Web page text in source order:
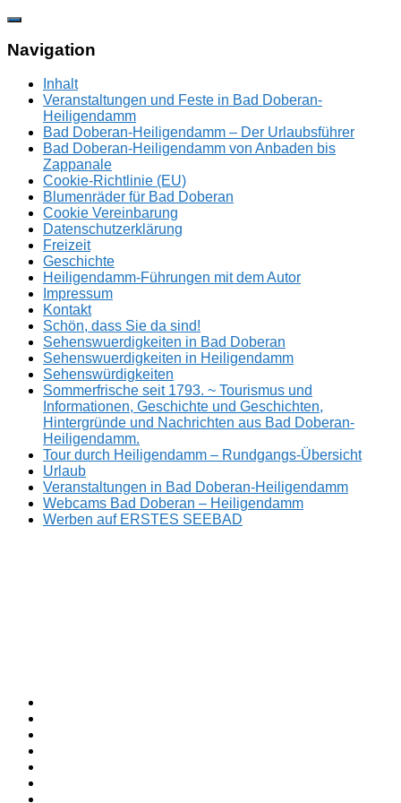
Zum
springen
Navigation
Inhalt
Veranstaltungen und Feste in Bad Doberan-
Heiligendamm
Bad Doberan-Heiligendamm – Der Urlaubsführer
Bad Doberan-Heiligendamm von Anbaden bis
Zappanale
Cookie-Richtlinie (EU)
Blumenräder für Bad Doberan
Cookie Vereinbarung
Datenschutzerklärung
Freizeit
Geschichte
Heiligendamm-Führungen mit dem Autor
Impressum
Kontakt
Schön, dass Sie da sind!
Sehenswuerdigkeiten in Bad Doberan
Sehenswuerdigkeiten in Heiligendamm
Sehenswürdigkeiten
Sommerfrische seit 1793. ~ Tourismus und
Informationen, Geschichte und Geschichten,
Hintergründe und Nachrichten aus Bad Doberan-
Heiligendamm.
Tour durch Heiligendamm – Rundgangs-Übersicht
Urlaub
Veranstaltungen in Bad Doberan-Heiligendamm
Webcams Bad Doberan – Heiligendamm
Werben auf ERSTES SEEBAD
ERSTES
SEEBAD
Sommerfrische
seit
1793.